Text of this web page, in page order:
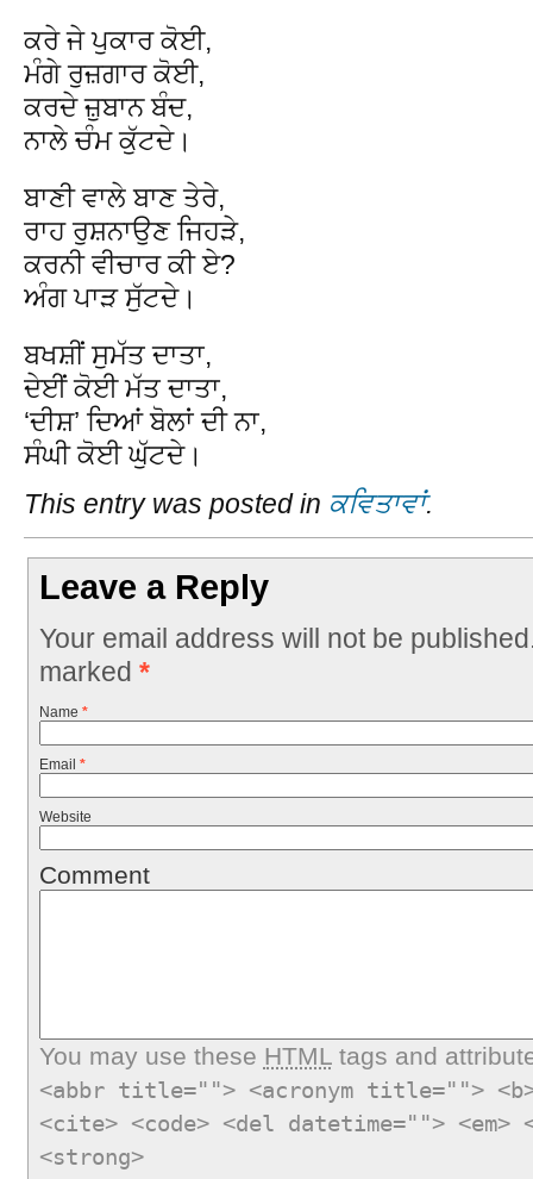
ਕਰੇ ਜੇ ਪੁਕਾਰ ਕੋਈ,
ਮੰਗੇ ਰੁਜ਼ਗਾਰ ਕੋਈ,
ਕਰਦੇ ਜ਼ੁਬਾਨ ਬੰਦ,
ਨਾਲੇ ਚੰਮ ਕੁੱਟਦੇ।
ਬਾਣੀ ਵਾਲੇ ਬਾਣ ਤੇਰੇ,
ਰਾਹ ਰੁਸ਼ਨਾਉਣ ਜਿਹੜੇ,
ਕਰਨੀ ਵੀਚਾਰ ਕੀ ਏ?
ਅੰਗ ਪਾੜ ਸੁੱਟਦੇ।
ਬਖਸ਼ੀਂ ਸੁਮੱਤ ਦਾਤਾ,
ਦੇਈਂ ਕੋਈ ਮੱਤ ਦਾਤਾ,
‘ਦੀਸ਼’ ਦਿਆਂ ਬੋਲਾਂ ਦੀ ਨਾ,
ਸੰਘੀ ਕੋਈ ਘੁੱਟਦੇ।
This entry was posted in ਕਵਿਤਾਵਾਂ.
Leave a Reply
Your email address will not be
marked *
Name *
Email *
Website
Comment
You may use these HTMLtags and
<abbr title=""> <acronym title="">
<cite> <code> <del datetime="">
<strong>